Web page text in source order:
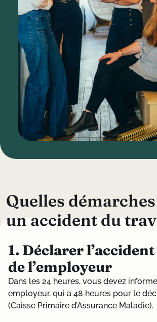
Quelles démarches
un accident du trav
1. Déclarer
de l’employeur
Dans les 24 heures, vous devez
employeur, qui a 48 heures pour le
(Caisse Primaire d’Assurance Maladie).